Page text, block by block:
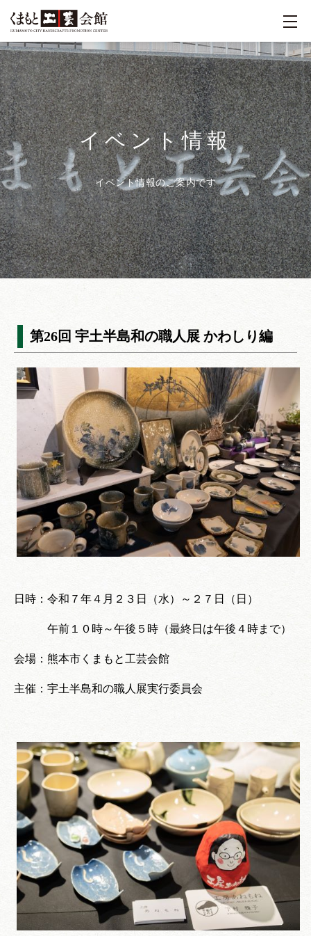
イベント情報
イベント情報のご案内です
第26回 宇土半島和の職人展 かわしり編
日時：令和７年４月２３日（水）～２７日（日）
午前１０時～午後５時（最終日は午後４時まで）
会場：熊本市くまもと工芸会館
主催：宇土半島和の職人展実行委員会